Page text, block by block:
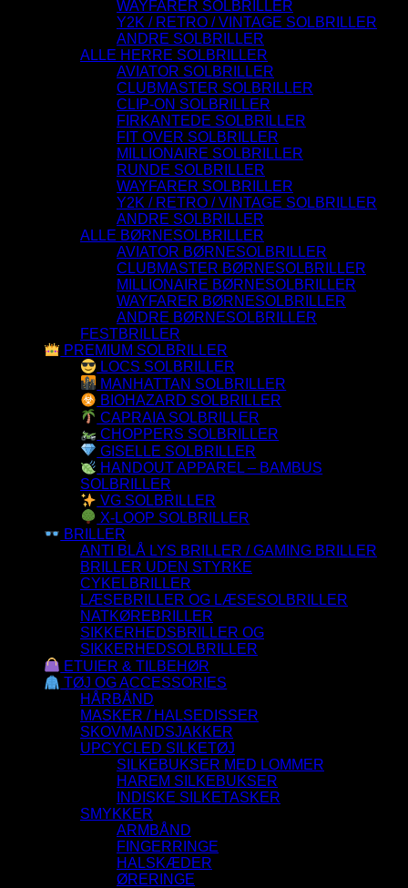
WAYFARER SOLBRILLER
Y2K / RETRO / VINTAGE SOLBRILLER
ANDRE SOLBRILLER
ALLE HERRE SOLBRILLER
AVIATOR SOLBRILLER
CLUBMASTER SOLBRILLER
CLIP-ON SOLBRILLER
FIRKANTEDE SOLBRILLER
FIT OVER SOLBRILLER
MILLIONAIRE SOLBRILLER
RUNDE SOLBRILLER
WAYFARER SOLBRILLER
Y2K / RETRO / VINTAGE SOLBRILLER
ANDRE SOLBRILLER
ALLE BØRNESOLBRILLER
AVIATOR BØRNESOLBRILLER
CLUBMASTER BØRNESOLBRILLER
MILLIONAIRE BØRNESOLBRILLER
WAYFARER BØRNESOLBRILLER
ANDRE BØRNESOLBRILLER
FESTBRILLER
PREMIUM SOLBRILLER
LOCS SOLBRILLER
MANHATTAN SOLBRILLER
BIOHAZARD SOLBRILLER
CAPRAIA SOLBRILLER
CHOPPERS SOLBRILLER
GISELLE SOLBRILLER
HANDOUT APPAREL – BAMBUS
SOLBRILLER
VG SOLBRILLER
X-LOOP SOLBRILLER
BRILLER
ANTI BLÅ LYS BRILLER / GAMING BRILLER
BRILLER UDEN STYRKE
CYKELBRILLER
LÆSEBRILLER OG LÆSESOLBRILLER
NATKØREBRILLER
SIKKERHEDSBRILLER OG
SIKKERHEDSOLBRILLER
ETUIER & TILBEHØR
TØJ OG ACCESSORIES
HÅRBÅND
MASKER / HALSEDISSER
SKOVMANDSJAKKER
UPCYCLED SILKETØJ
SILKEBUKSER MED LOMMER
HAREM SILKEBUKSER
INDISKE SILKETASKER
SMYKKER
ARMBÅND
FINGERRINGE
HALSKÆDER
ØRERINGE